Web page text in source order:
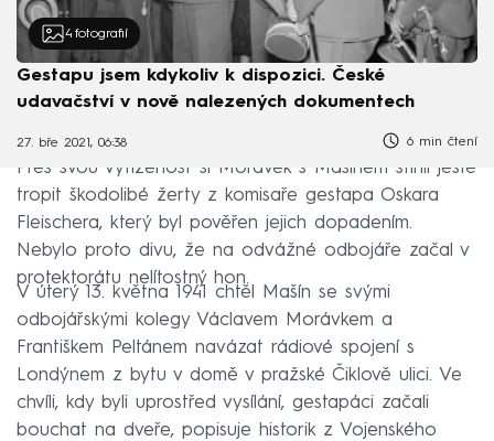
4 fotografií
Gestapu jsem kdykoliv k dispozici. České
udavačství v nově nalezených dokumentech
27. bře 2021, 06:38 6 min čtení
Přes svou vytíženost si Morávek s Mašínem stihli ještě
tropit škodolibé žerty z komisaře gestapa Oskara
Fleischera, který byl pověřen jejich dopadením.
Nebylo proto divu, že na odvážné odbojáře začal v
protektorátu nelítostný hon.
V úterý 13. května 1941 chtěl Mašín se svými
odbojářskými kolegy Václavem Morávkem a
Františkem Peltánem navázat rádiové spojení s
Londýnem z bytu v domě v pražské Čiklově ulici. Ve
chvíli, kdy byli uprostřed vysílání, gestapáci začali
bouchat na dveře, popisuje historik z Vojenského